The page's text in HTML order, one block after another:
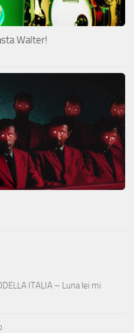
Walter!
ITALIA – Luna lei mi